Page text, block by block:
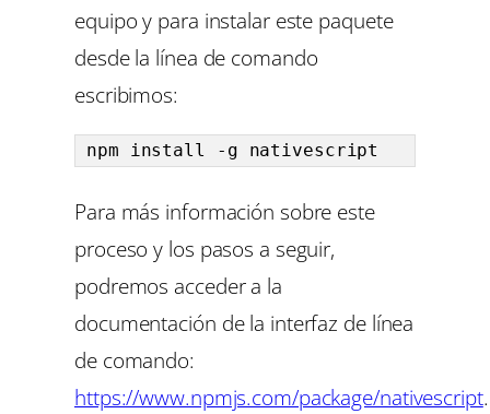
equipo y para instalar este paquete
desde la línea de comando
escribimos:
npm install -g nativescript
Para más información sobre este
proceso y los pasos a seguir,
podremos acceder a la
documentación de la interfaz de línea
de comando:
https://www.npmjs.com/package/nativescript.